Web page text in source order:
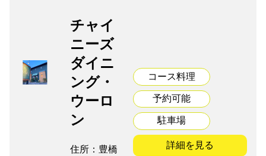
チャイ
ニーズ
ダイニ
ング・
ウーロ
ン
住所：豊橋
コース料理
予約可能
駐車場
詳細を見る